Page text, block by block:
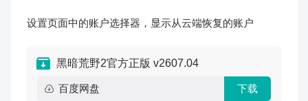
设置页面中的账户选择器，显示从云端恢复的账户
黑暗荒野2官方正版 v2607.04
百度网盘 下载